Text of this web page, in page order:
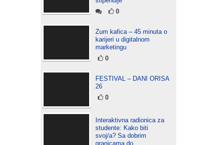
0
Zum kafica – 45 minuta o
karijeri u digitalnom
marketingu
0
FESTIVAL – DANI ORISA
26
0
Interaktivna radionica za
studente: Kako biti
svoj/a? Sa dobrim
granicama do